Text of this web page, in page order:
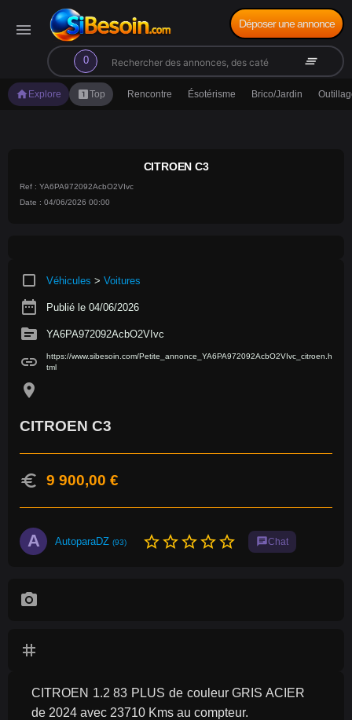
menu
0
search clear_all
Déposer une annonce
home Explore looks_oneTop Rencontre Ésotérisme Brico/Jardin
CITROEN C3
Ref : YA6PA972092AcbO2VIvc
Date : 04/06/2026 00:00
crop_square Véhicules > Voitures
date_range Publié le 04/06/2026
source YA6PA972092AcbO2VIvc
link
https://www.sibesoin.com/Petite_annonce_YA6PA972092AcbO2VIvc_citroen.h
tml
location_on
CITROEN C3
euro 9 900,00 €
A AutoparaDZ (93) star_borderstar_borderstar_borderstar_borderstar_border chatChat
photo_camera
tag
CITROEN 1.2 83 PLUS de couleur GRIS ACIER
de 2024 avec 23710 Kms au compteur.